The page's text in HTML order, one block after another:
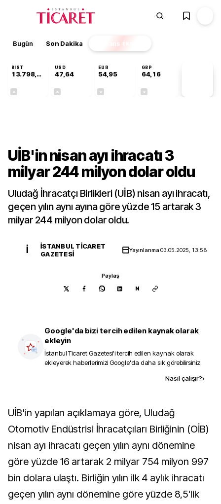
Bugün Son Dakika Finans EKSTRA
BIST
13.798,82
USD
47,64
EUR
54,95
GBP
64,16
UİB'in nisan ayı ihracatı 3
milyar 244 milyon dolar oldu
Uludağ İhracatçı Birlikleri (UİB) nisan ayı ihracatı,
geçen yılın aynı ayına göre yüzde 15 artarak 3
milyar 244 milyon dolar oldu.
İ
İSTANBUL TICARET
GAZETESI
Yayınlanma03.05.2025, 13:58
Paylaş
N
Google'da bizi tercih edilen kaynak olarak
ekleyin
İstanbul Ticaret Gazetesi'i tercih edilen kaynak olarak
ekleyerek haberlerimizi Google'da daha sık görebilirsiniz.
Nasıl çalışır?›
UİB'in yapılan açıklamaya göre, Uludağ
Otomotiv Endüstrisi İhracatçıları Birliğinin (OİB)
nisan ayı ihracatı geçen yılın aynı dönemine
göre yüzde 16 artarak 2 milyar 754 milyon 997
bin dolara ulaştı. Birliğin yılın ilk 4 aylık ihracatı
geçen yılın aynı dönemine göre yüzde 8,5'lik